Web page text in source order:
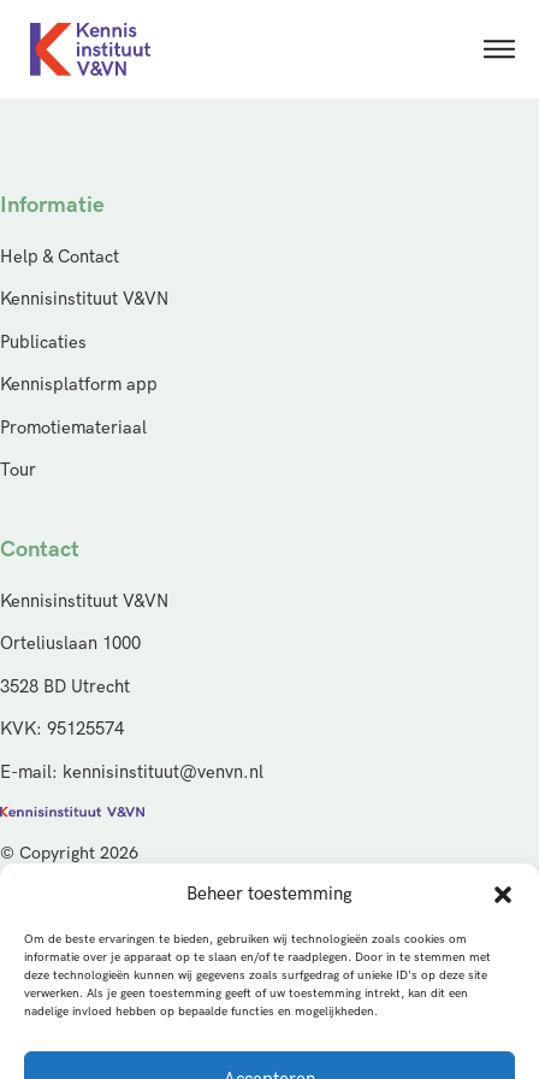
Beheer toestemming
Om de beste ervaringen te bieden, gebruiken wij technologieën zoals cookies om
informatie over je apparaat op te slaan en/of te raadplegen. Door in te stemmen met
deze technologieën kunnen wij gegevens zoals surfgedrag of unieke ID's op deze site
verwerken. Als je geen toestemming geeft of uw toestemming intrekt, kan dit een
nadelige invloed hebben op bepaalde functies en mogelijkheden.
Informatie
Help & Contact
Kennisinstituut V&VN
Publicaties
Kennisplatform app
Promotiemateriaal
Tour
Contact
Kennisinstituut V&VN
Orteliuslaan 1000
3528 BD Utrecht
KVK: 95125574
E-mail: kennisinstituut@venvn.nl
© Copyright 2026
De activiteiten van het Kennisinstituut V&VN worden gefinancierd
vanuit de kwaliteitsgelden van het ministerie van Volksgezondheid,
Welzijn en Sport (VWS), beheerd door ZonMw.
PrivacybeleidCookiesAlgemene voorwaarden